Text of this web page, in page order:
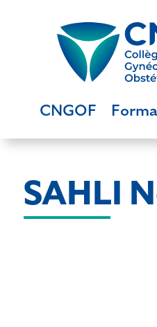
CNGOF
SAHLI